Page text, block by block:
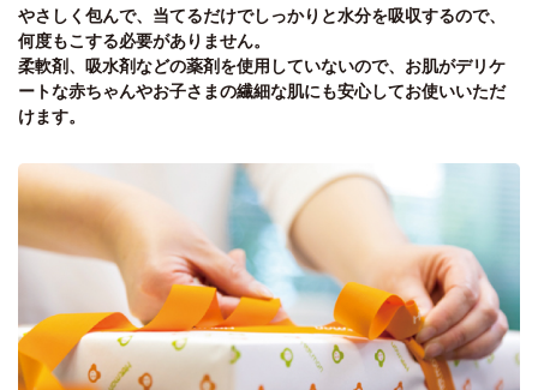
やさしく包んで、当てるだけでしっかりと水分を吸収するので、
何度もこする必要がありません。
柔軟剤、吸水剤などの薬剤を使用していないので、お肌がデリケ
ートな赤ちゃんやお子さまの繊細な肌にも安心してお使いいただ
けます。